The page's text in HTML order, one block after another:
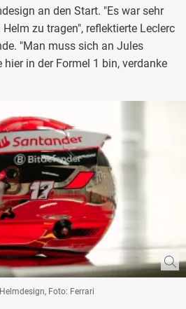
an den Start. "Es war sehr
zu tragen", reflektierte Leclerc
"Man muss sich an Jules
in der Formel 1 bin, verdanke
Foto: Ferrari